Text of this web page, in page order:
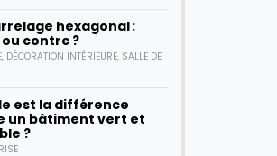
hexagonal :
contre ?
, DÉCORATION INTÉRIEURE, SALLE DE
est la différence
un bâtiment vert et
?